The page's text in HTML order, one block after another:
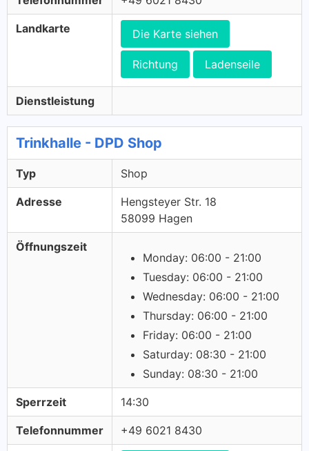
Landkarte Die Karte siehen
Richtung Ladenseile
Dienstleistung
Trinkhalle - DPD Shop
Typ Shop
Adresse
Hengsteyer Str. 18
58099 Hagen
Öffnungszeit
Monday: 06:00 - 21:00
Tuesday: 06:00 - 21:00
Wednesday: 06:00 - 21:00
Thursday: 06:00 - 21:00
Friday: 06:00 - 21:00
Saturday: 08:30 - 21:00
Sunday: 08:30 - 21:00
Sperrzeit 14:30
Telefonnummer +49 6021 8430